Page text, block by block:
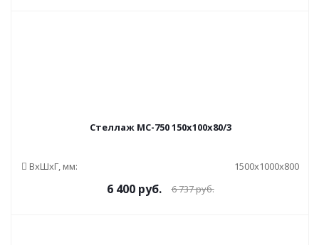
Стеллаж МС-750 150x100x80/3
ВxШxГ, мм: 1500x1000x800
6 400руб. 6 737руб.